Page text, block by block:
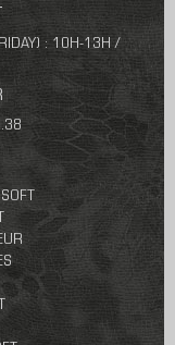
: 10H-13H /